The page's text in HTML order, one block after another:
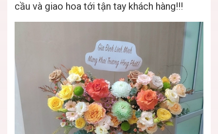
cầu và giao hoa tới tận tay khách hàng!!!